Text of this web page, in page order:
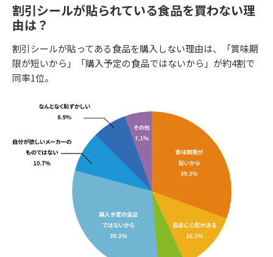
割引シールが貼られている食品を買わない理
由は？
割引シールが貼ってある食品を購入しない理由は、「賞味期
限が短いから」「購入予定の食品ではないから」が約4割で
同率1位。